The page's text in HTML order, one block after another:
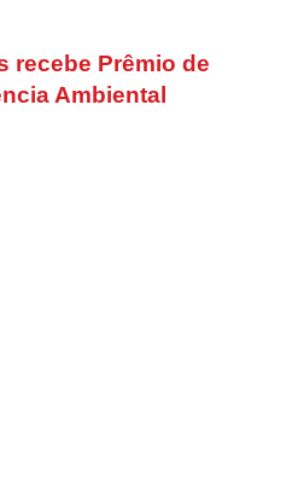
recebe Prêmio de
Ambiental